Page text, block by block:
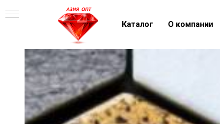
Каталог О компании